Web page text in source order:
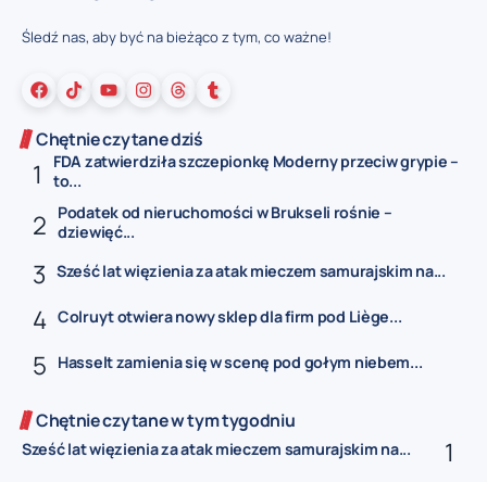
Śledź nas, aby być na bieżąco z tym, co ważne!
Chętnie czytane dziś
FDA zatwierdziła szczepionkę Moderny przeciw grypie –
to...
Podatek od nieruchomości w Brukseli rośnie –
dziewięć...
Sześć lat więzienia za atak mieczem samurajskim na...
Colruyt otwiera nowy sklep dla firm pod Liège...
Hasselt zamienia się w scenę pod gołym niebem...
Chętnie czytane w tym tygodniu
Sześć lat więzienia za atak mieczem samurajskim na...